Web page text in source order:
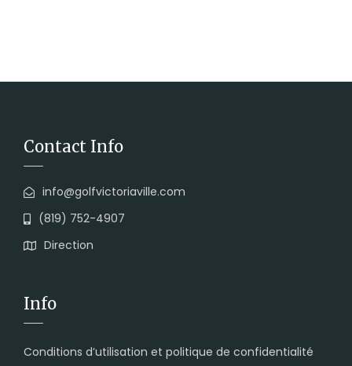
Contact Info
info@golfvictoriaville.com
(819) 752-4907
Direction
Info
Conditions d’utilisation et politique de confidentialité